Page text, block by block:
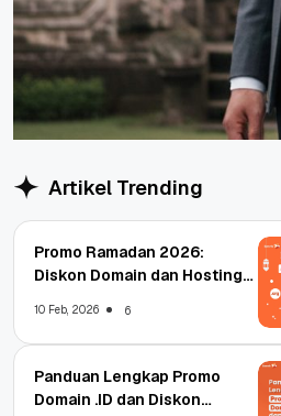
Artikel Trending
Promo Ramadan 2026:
Diskon Domain dan Hosting
10 Feb, 2026 6
Panduan Lengkap Promo
Domain .ID dan Diskon